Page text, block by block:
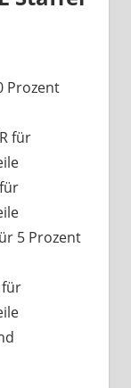
Prozent
für
5 Prozent
für